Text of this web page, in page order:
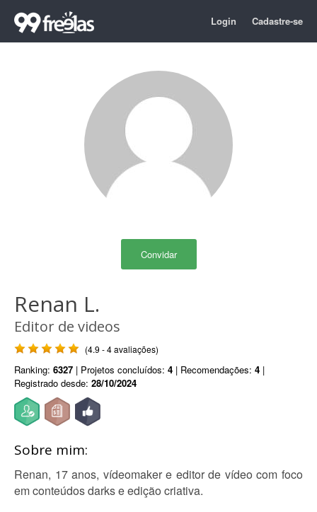
Login Cadastre-se
Convidar
Renan L.
Editor de videos
(4.9 - 4 avaliações)
Ranking: 6327 | Projetos concluídos: 4 | Recomendações: 4 |
Registrado desde: 28/10/2024
Sobre mim:
Renan, 17 anos, vídeomaker e editor de vídeo com foco
em conteúdos darks e edição criativa.